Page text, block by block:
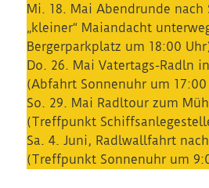
Mi. 18. Mai Abendrunde nach
„kleiner“ Maiandacht
Bergerparkplatz um 18:00
Do. 26. Mai Vatertags-Radln
(Abfahrt Sonnenuhr um 17:00
So. 29. Mai Radltour zum
(Treffpunkt
Sa. 4. Juni, Radlwallfahrt
(Treffpunkt Sonnenuhr um